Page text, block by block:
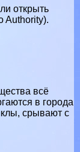
открыть
Authority).
всё
в города
срывают с